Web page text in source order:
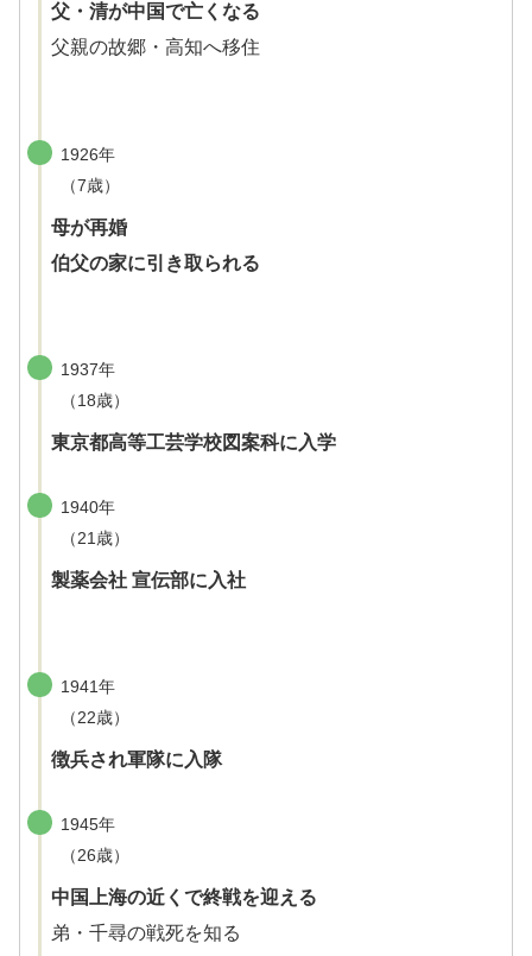
父・清が中国で亡くなる
父親の故郷・高知へ移住
1926年
（7歳）
母が再婚
伯父の家に引き取られる
1937年
（18歳）
東京都高等工芸学校図案科に入学
1940年
（21歳）
製薬会社 宣伝部に入社
1941年
（22歳）
徴兵され軍隊に入隊
1945年
（26歳）
中国上海の近くで終戦を迎える
弟・千尋の戦死を知る